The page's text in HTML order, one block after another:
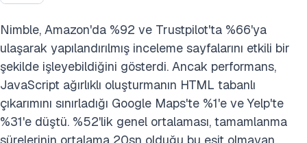
Nimble, Amazon'da %92 ve Trustpilot'ta %66'ya
ulaşarak yapılandırılmış inceleme sayfalarını etkili bir
şekilde işleyebildiğini gösterdi. Ancak performans,
JavaScript ağırlıklı oluşturmanın HTML tabanlı
çıkarımını sınırladığı Google Maps'te %1'e ve Yelp'te
%31'e düştü. %52'lik genel ortalaması, tamamlanma